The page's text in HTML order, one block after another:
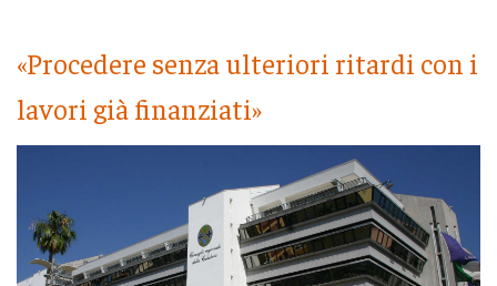
«Procedere senza ulteriori ritardi con i
lavori già finanziati»